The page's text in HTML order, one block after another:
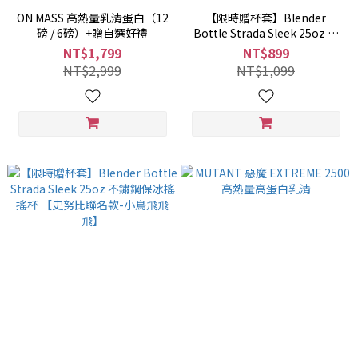
ON MASS 高熱量乳清蛋白（12
磅 / 6磅）+贈自選好禮
NT$1,799
NT$2,999
【限時贈杯套】Blender
Bottle Strada Sleek 25oz 不
鏽鋼保冰搖搖杯 【史努比聯名
款-兒時玩伴】
NT$899
NT$1,099